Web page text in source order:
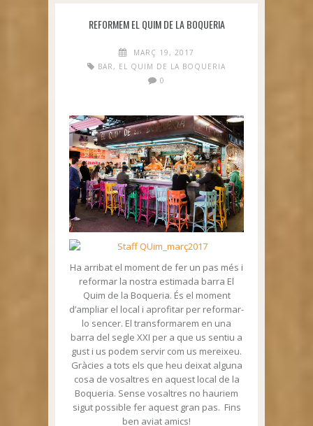
REFORMEM EL QUIM DE LA BOQUERIA
MARÇ 19, 2017
BAR, EL QUIM DE LA BOQUERIA
0
Ha arribat el moment de fer un pas més i
reformar la nostra estimada barra El
Quim de la Boqueria. És el moment
d’ampliar el local i aprofitar per reformar-
lo sencer. El transformarem en una
barra del segle XXI per a que us sentiu a
gust i us podem servir com us mereixeu.
Gràcies a tots els que heu deixat alguna
cosa de vosaltres en aquest local de la
Boqueria. Sense vosaltres no hauriem
sigut possible fer aquest gran pas. Fins
ben aviat amics!